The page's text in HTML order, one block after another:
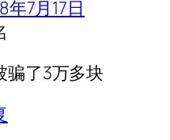
年7月17日
骗了3万多块